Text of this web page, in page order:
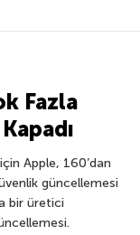
Fazla
Apple, 160’dan
güncellemesi
bir üretici